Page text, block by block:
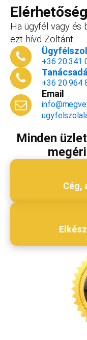
vállalkozást,
is, ha nyitsz
Telefonszám
Email cím*
Megjegyzés*
Ha ügyfél vagy és
ezt hívd Zoltánt
+36 20 341
+36 20 964
Email
Minden
Cég,